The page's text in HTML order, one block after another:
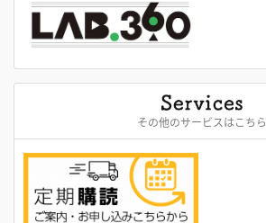
その他のサービスはこちら